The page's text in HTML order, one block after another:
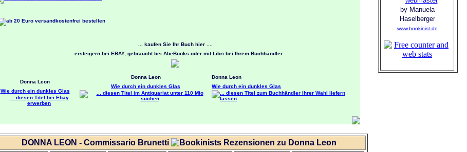
... kaufen Sie Ihr Buch hier ....
ersteigern bei EBAY, gebraucht bei AbeBooks oder mit Libri bei Ihrem Buchhändler
Donna Leon
Wie durch ein dunkles Glas
Donna Leon
Wie durch ein dunkles Glas
Donna Leon
Wie durch ein dunkles Glas
DONNA LEON - Commissario Brunetti
by Manuela
Haselberger
www.bookinist.de